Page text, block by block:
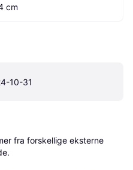
cm
10-31
fra forskellige eksterne